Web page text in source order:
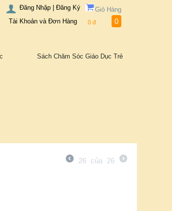
Giỏ Hàng
0đ 0
Đăng Nhập | Đăng Ký
Tài Khoản và Đơn Hàng
Sách Chăm Sóc Giáo Dục Trẻ
26 của 26